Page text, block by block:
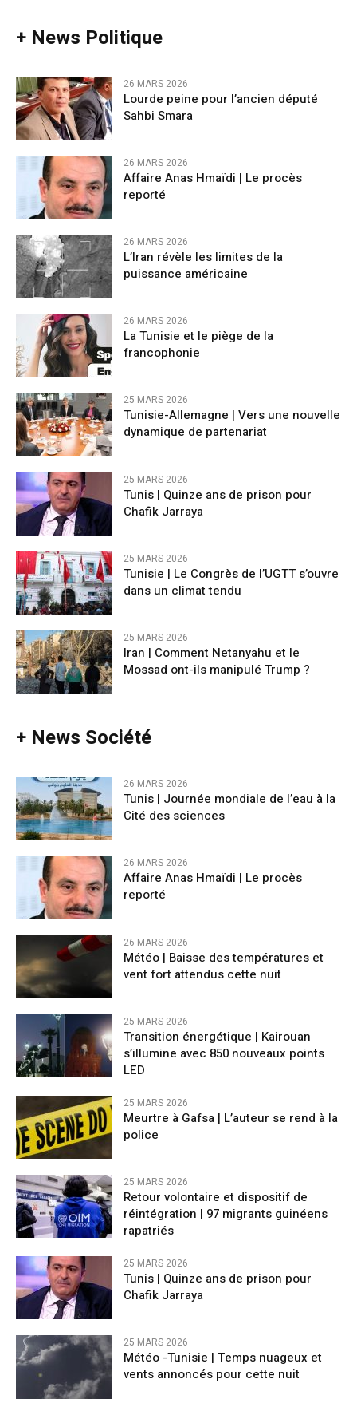
+ News Politique
26 MARS 2026
Lourde peine pour l’ancien député
Sahbi Smara
26 MARS 2026
Affaire Anas Hmaïdi | Le procès
reporté
26 MARS 2026
L’Iran révèle les limites de la
puissance américaine
26 MARS 2026
La Tunisie et le piège de la
francophonie
25 MARS 2026
Tunisie-Allemagne | Vers une nouvelle
dynamique de partenariat
25 MARS 2026
Tunis | Quinze ans de prison pour
Chafik Jarraya
25 MARS 2026
Tunisie | Le Congrès de l’UGTT s’ouvre
dans un climat tendu
25 MARS 2026
Iran | Comment Netanyahu et le
Mossad ont-ils manipulé Trump ?
+ News Société
26 MARS 2026
Tunis | Journée mondiale de l’eau à la
Cité des sciences
26 MARS 2026
Affaire Anas Hmaïdi | Le procès
reporté
26 MARS 2026
​Météo | Baisse des températures et
vent fort attendus cette nuit
25 MARS 2026
Transition énergétique | Kairouan
s’illumine avec 850 nouveaux points
LED
25 MARS 2026
Meurtre à Gafsa | L’auteur se rend à la
police
25 MARS 2026
Retour volontaire et dispositif de
réintégration | 97 migrants guinéens
rapatriés
25 MARS 2026
Tunis | Quinze ans de prison pour
Chafik Jarraya
25 MARS 2026
Météo -Tunisie | Temps nuageux et
vents annoncés pour cette nuit